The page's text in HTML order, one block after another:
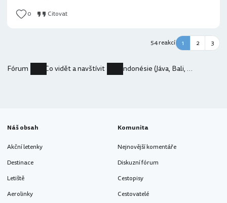
0 Citovat
54 reakcí 1 2 3
Fórum Co vidět a navštívit Indonésie (Jáva, Bali, Lombok) - Itinerář
Náš obsah
Akční letenky
Destinace
Letiště
Aerolinky
Komunita
Nejnovější komentáře
Diskuzní fórum
Cestopisy
Cestovatelé